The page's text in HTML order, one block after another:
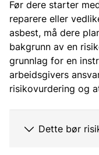
Før dere starter
reparere eller
asbest, må dere
bakgrunn av en
grunnlag for en
arbeidsgivers
risikovurdering og
Dette bør